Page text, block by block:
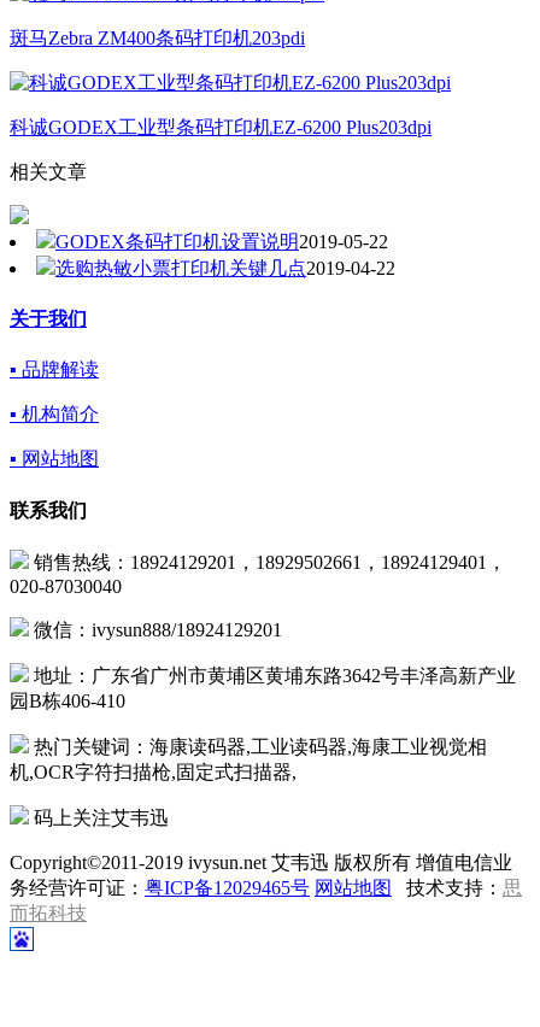
斑马Zebra ZM400条码打印机203pdi
科诚GODEX工业型条码打印机EZ-6200 Plus203dpi
相关文章
GODEX条码打印机设置说明2019-05-22
选购热敏小票打印机关键几点2019-04-22
关于我们
▪ 品牌解读
▪ 机构简介
▪ 网站地图
联系我们
销售热线：18924129201，18929502661，18924129401，
020-87030040
微信：ivysun888/18924129201
地址：广东省广州市黄埔区黄埔东路3642号丰泽高新产业
园B栋406-410
热门关键词：海康读码器,工业读码器,海康工业视觉相
机,OCR字符扫描枪,固定式扫描器,
码上关注艾韦迅
Copyright©2011-2019 ivysun.net 艾韦迅 版权所有 增值电信业
务经营许可证： 粤ICP备12029465号 网站地图 技术支持： 思
而拓科技